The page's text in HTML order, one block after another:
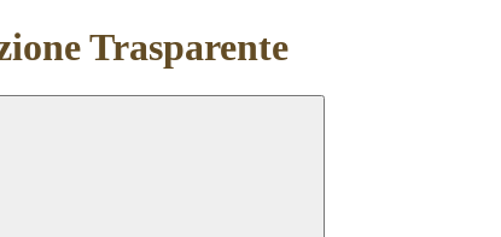
Trasparente